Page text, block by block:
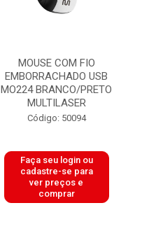
MOUSE COM FIO
EMBORRACHADO USB
MO224 BRANCO/PRETO
MULTILASER
Código: 50094
Faça seu login ou
cadastre-se para
ver preços e
comprar